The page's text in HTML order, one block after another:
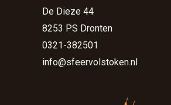
De Dieze 44
8253 PS Dronten
0321-382501
info@sfeervolstoken.nl